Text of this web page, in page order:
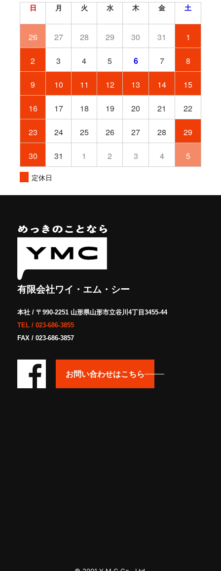
日 月 火 水 木 金 土
26 27 28 29 30 31 1
2 3 4 5 6 7 8
9 10 11 12 13 14 15
16 17 18 19 20 21 22
23 24 25 26 27 28 29
30 31 1 2 3 4 5
定休日
有限会社ワイ・エム・シー
本社 / 〒990-2251 山形県山形市立谷川4丁目3455-44
TEL / 023-686-3855
FAX / 023-686-3857
お問い合わせはこちら